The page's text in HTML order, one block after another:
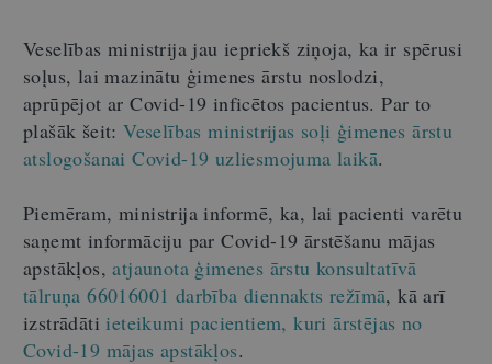
Veselības ministrija jau iepriekš ziņoja, ka ir spērusi
soļus, lai mazinātu ģimenes ārstu noslodzi,
aprūpējot ar Covid-19 inficētos pacientus. Par to
plašāk šeit:Veselības ministrijas soļi ģimenes ārstu
atslogošanai Covid-19 uzliesmojuma laikā.
Piemēram, ministrija informē, ka, lai pacienti varētu
saņemt informāciju par Covid-19 ārstēšanu mājas
apstākļos,atjaunota ģimenes ārstu konsultatīvā
tālruņa 66016001 darbība diennakts režīmā, kā arī
izstrādāti ieteikumi pacientiem, kuri ārstējas no
Covid-19 mājas apstākļos.